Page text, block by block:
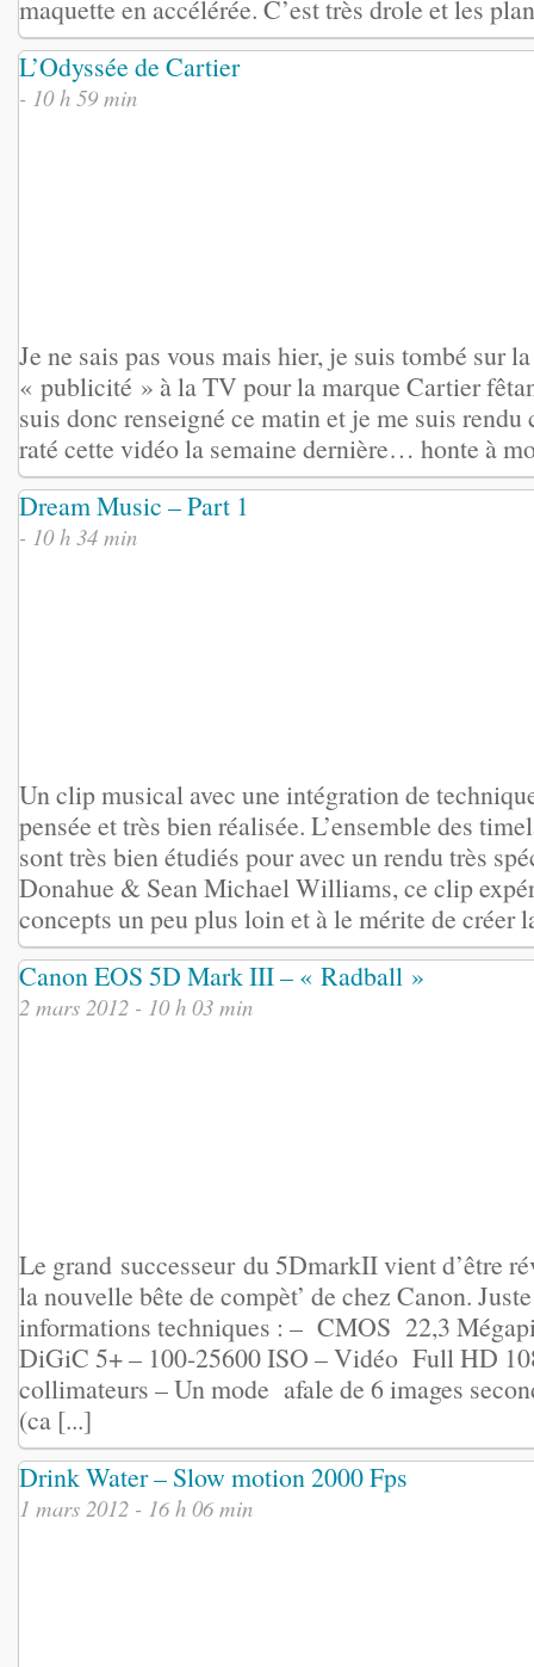
maquette en accélérée. C’est très drole et les
L’Odyssée de Cartier
- 10 h 59 min
Je ne sais pas vous mais hier, je suis tombé sur
« publicité » à la TV pour la marque Cartier
suis donc renseigné ce matin et je me suis rendu
raté cette vidéo la semaine dernière… honte à
Dream Music – Part 1
- 10 h 34 min
Un clip musical avec une intégration de
pensée et très bien réalisée. L’ensemble des
sont très bien étudiés pour avec un rendu très
Donahue & Sean Michael Williams, ce clip
concepts un peu plus loin et à le mérite de créer
Canon EOS 5D Mark III – « Radball »
2 mars 2012 - 10 h 03 min
Le grand successeur du 5DmarkII vient d’être
la nouvelle bête de compèt’ de chez Canon.
informations techniques : – CMOS 22,3
DiGiC 5+ – 100-25600 ISO – Vidéo Full HD
collimateurs – Un mode afale de 6 images
(ca [...]
Drink Water – Slow motion 2000 Fps
1 mars 2012 - 16 h 06 min